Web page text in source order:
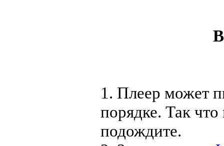
1. Плеер может
порядке. Так
подождите.